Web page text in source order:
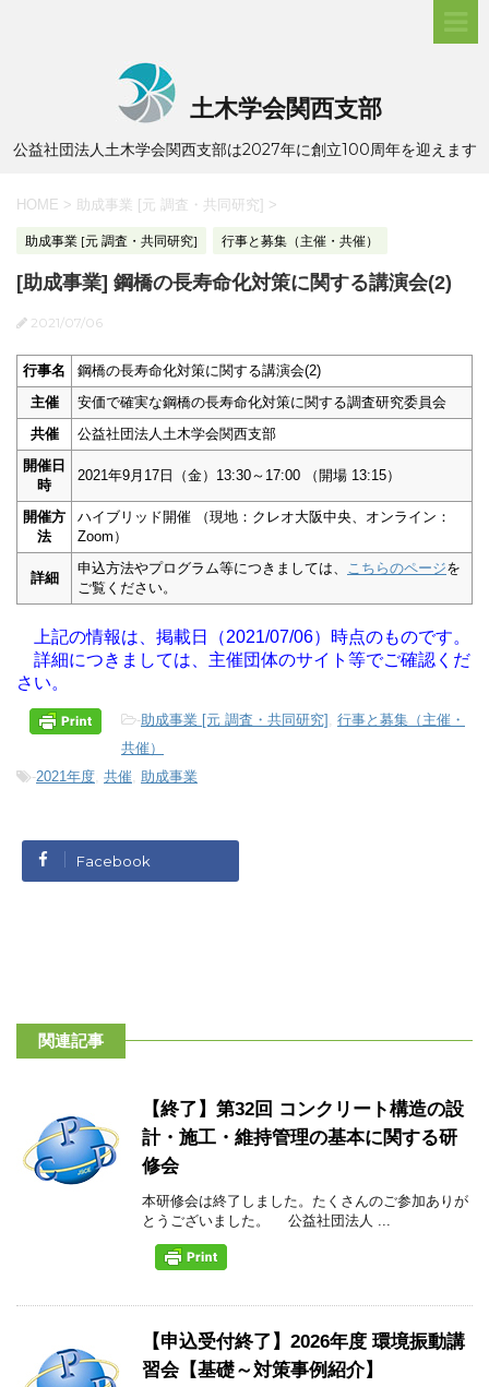
土木学会関西支部
公益社団法人土木学会関西支部は2027年に創立100周年を迎えます
HOME > 助成事業 [元 調査・共同研究] >
助成事業 [元 調査・共同研究] 行事と募集（主催・共催）
[助成事業] 鋼橋の長寿命化対策に関する講演会(2)
2021/07/06
行事名
鋼橋の長寿命化対策に関する講演会(2)
主催
安価で確実な鋼橋の長寿命化対策に関する調査研究委員会
共催
公益社団法人土木学会関西支部
開催日
時
2021年9月17日（金）13:30～17:00 （開場 13:15）
開催方
法
ハイブリッド開催 （現地：クレオ大阪中央、オンライン：
Zoom）
詳細
申込方法やプログラム等につきましては、 こちらのページを
ご覧ください。
上記の情報は、掲載日（2021/07/06）時点のものです。
詳細につきましては、主催団体のサイト等でご確認くだ
さい。
-助成事業 [元 調査・共同研究] , 行事と募集（主催・
共催）
-2021年度, 共催, 助成事業
Facebook
関連記事
【終了】第32回 コンクリート構造の設
計・施工・維持管理の基本に関する研
修会
本研修会は終了しました。たくさんのご参加ありが
とうございました。 公益社団法人 ...
【申込受付終了】2026年度 環境振動講
習会【基礎～対策事例紹介】